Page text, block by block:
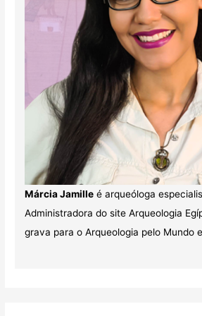
Márcia Jamilleé arqueóloga
Administradora do site Arqueologia
grava para o Arqueologia pelo Mundo